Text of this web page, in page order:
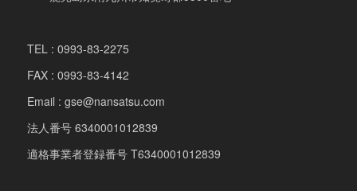
TEL : 0993-83-2275
FAX : 0993-83-4142
Email : gse@nansatsu.com
法人番号 6340001012839
適格事業者登録番号 T6340001012839